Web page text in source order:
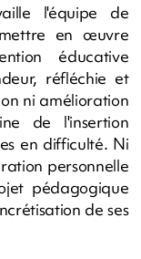
l'équipe de
en œuvre
éducative
réfléchie et
ni amélioration
de l'insertion
en difficulté. Ni
personnelle
pédagogique
de ses